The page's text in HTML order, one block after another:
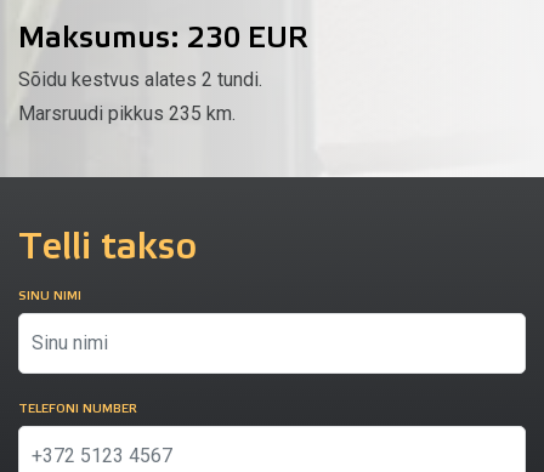
Maksumus: 230 EUR
Sõidu kestvus alates 2 tundi.
Marsruudi pikkus 235 km.
Telli takso
SINU NIMI
TELEFONI NUMBER